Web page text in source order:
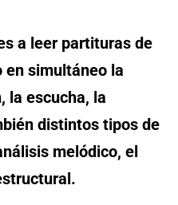
a leer partituras de
en simultáneo la
la escucha, la
distintos tipos de
melódico, el